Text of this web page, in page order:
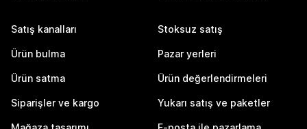
Satış kanalları
Ürün bulma
Ürün satma
Siparişler ve kargo
Stoksuz satış
Pazar yerleri
Ürün değerlendirmeleri
Yukarı satış ve paketler